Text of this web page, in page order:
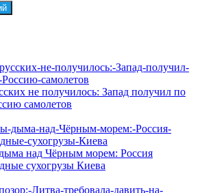
не получилось: Запад получил по
самолетов
над Чёрным морем: Россия
сухогрузы Киева